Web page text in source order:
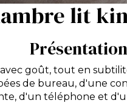
lit
Présentation
goût, tout en
de bureau, d'une
d'un téléphone et